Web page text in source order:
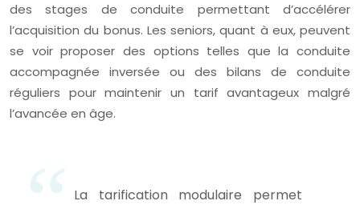
des stages de conduite permettant d’accélérer
l’acquisition du bonus. Les seniors, quant à eux, peuvent
se voir proposer des options telles que la conduite
accompagnée inversée ou des bilans de conduite
réguliers pour maintenir un tarif avantageux malgré
l’avancée en âge.
La tarification modulaire permet